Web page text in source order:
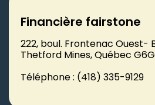
Financière fairstone
222, boul. Frontenac Ouest-
Thetford Mines, Québec
Téléphone : (418) 335-9129